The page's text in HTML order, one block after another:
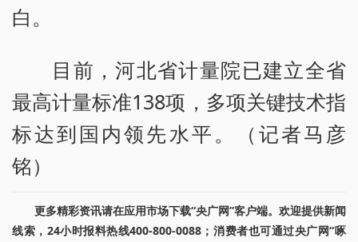
白。
目前，河北省计量院已建立全省
最高计量标准138项，多项关键技术指
标达到国内领先水平。（记者马彦
铭）
更多精彩资讯请在应用市场下载“央广网”客户端。欢迎提供新闻
线索，24小时报料热线400-800-0088；消费者也可通过央广网“啄